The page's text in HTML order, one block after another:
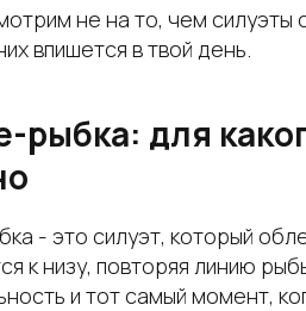
не на то, чем силуэты
впишется в твой день.
рыбка: для
- это силуэт, который
к низу, повторяя линию
и тот самый момент,